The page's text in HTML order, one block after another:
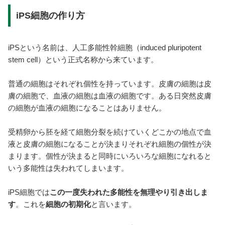
iPS細胞の作り方
iPSという名前は、人工多能性幹細胞（induced pluripotent
stem cell）という正式名称から来ています。
普通の細胞はそれぞれ個性を持っています。皮膚の細胞は皮
膚の細胞で、血液の細胞は血液の細胞です。ある日突然皮膚
の細胞が血液の細胞になることはありません。
受精卵から胚を経て細胞分裂を続けていくどこかの地点で血
液と皮膚の細胞になることが決まりそれぞれ細胞の個性が決
まります。個性が決まると同時にいろいろな細胞になれると
いう多能性は失われてしまいます。
iPS細胞ではこの一度失われた多能性を無理やり引き出しま
す。これを細胞の初期化と言います。